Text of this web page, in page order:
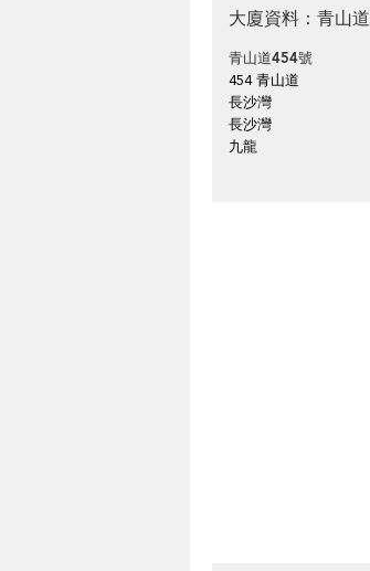
大廈資料：青山
青山道454號
454 青山道
長沙灣
長沙灣
九龍